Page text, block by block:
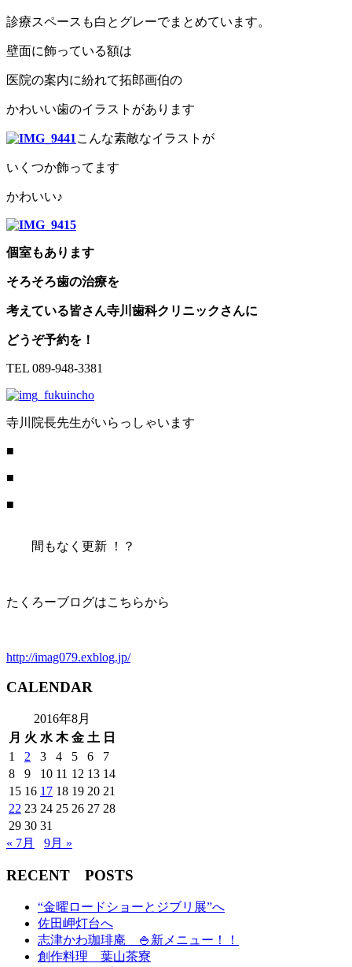
診療スペースも白とグレーでまとめています。
壁面に飾っている額は
医院の案内に紛れて拓郎画伯の
かわいい歯のイラストがあります
こんな素敵なイラストが
いくつか飾ってます
かわいい♪
個室もあります
そろそろ歯の治療を
考えている皆さん寺川歯科クリニックさんに
どうぞ予約を！
TEL 089-948-3381
寺川院長先生がいらっしゃいます
■
■
■
間もなく更新 ！？
たくろーブログはこちらから
http://imag079.exblog.jp/
CALENDAR
2016年8月
月 火 水 木 金 土 日
1
2 3 4 5 6
7
8
9 10 11 12 13 14
15 16 17 18 19 20 21
22 23 24 25 26 27 28
29 30 31
« 7月
9月 »
RECENT POSTS
“金曜ロードショーとジブリ展”へ
佐田岬灯台へ
志津かわ珈琲庵 🍚新メニュー！！
創作料理 葉山茶寮